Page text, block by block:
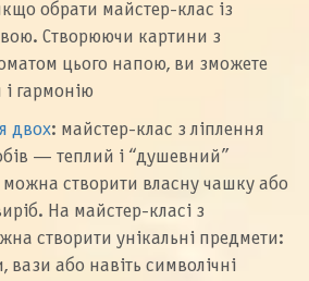
обрати майстер-клас із
Створюючи картини з
цього напою, ви зможете
і гармонію
двох: майстер-клас з ліплення
— теплий і “душевний”
створити власну чашку або
На майстер-класі з
створити унікальні предмети:
вази або навіть символічні